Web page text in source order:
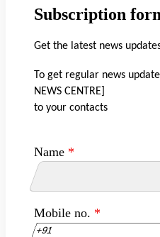
Subscription
Get the latest news
To get regular news
NEWS CENTRE]
to your contacts
Name *
Mobile no. *